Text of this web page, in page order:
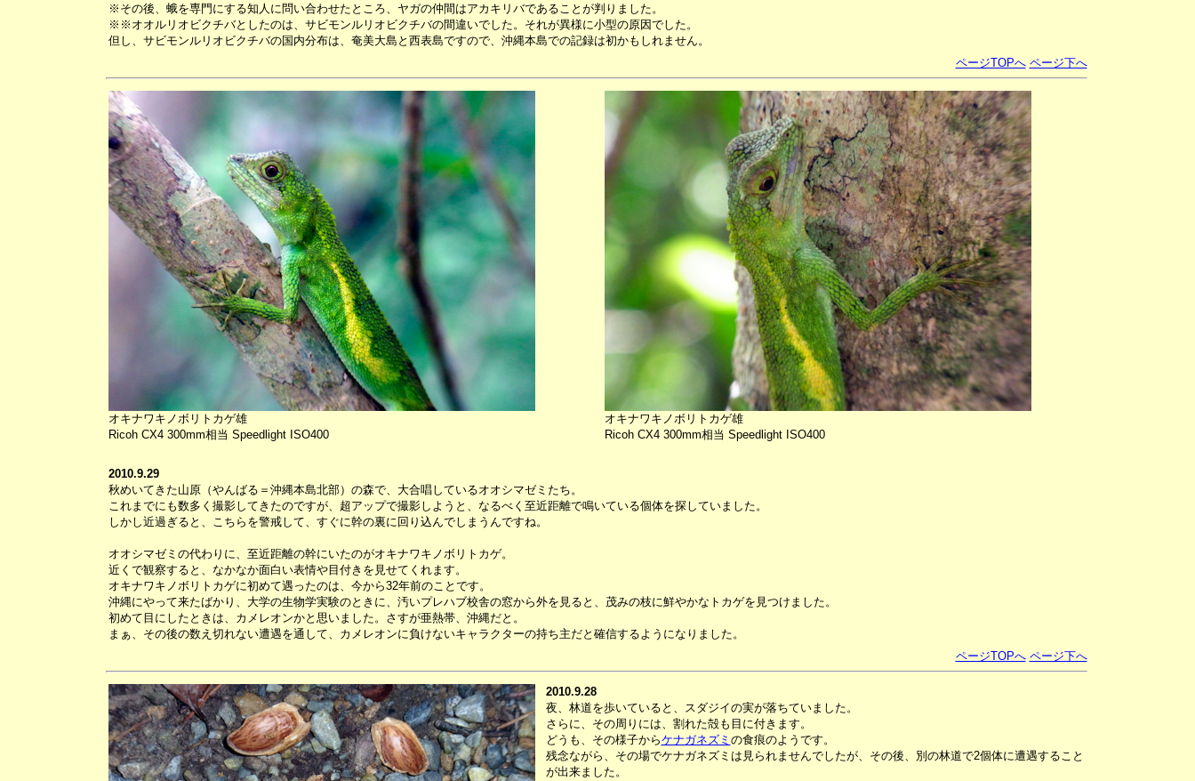
※その後、蛾を専門にする知人に問い合わせたところ、ヤガの仲間はアカキリバであることが判りました。
※※オオルリオビクチバとしたのは、サビモンルリオビクチバの間違いでした。それが異様に小型の原因でした。
但し、サビモンルリオビクチバの国内分布は、奄美大島と西表島ですので、沖縄本島での記録は初かもしれません。
ページTOPへ ページ下へ
オキナワキノボリトカゲ雄
Ricoh CX4 300mm相当 Speedlight ISO400
オキナワキノボリトカゲ雄
Ricoh CX4 300mm相当 Speedlight ISO400
2010.9.29
秋めいてきた山原（やんばる＝沖縄本島北部）の森で、大合唱しているオオシマゼミたち。
これまでにも数多く撮影してきたのですが、超アップで撮影しようと、なるべく至近距離で鳴いている個体を探していました。
しかし近過ぎると、こちらを警戒して、すぐに幹の裏に回り込んでしまうんですね。
オオシマゼミの代わりに、至近距離の幹にいたのがオキナワキノボリトカゲ。
近くで観察すると、なかなか面白い表情や目付きを見せてくれます。
オキナワキノボリトカゲに初めて遇ったのは、今から32年前のことです。
沖縄にやって来たばかり、大学の生物学実験のときに、汚いプレハブ校舎の窓から外を見ると、茂みの枝に鮮やかなトカゲを見つけました。
初めて目にしたときは、カメレオンかと思いました。さすが亜熱帯、沖縄だと。
まぁ、その後の数え切れない遭遇を通して、カメレオンに負けないキャラクターの持ち主だと確信するようになりました。
ページTOPへ ページ下へ
2010.9.28
夜、林道を歩いていると、スダジイの実が落ちていました。
さらに、その周りには、割れた殻も目に付きます。
どうも、その様子からケナガネズミ の食痕のようです。
残念ながら、その場でケナガネズミは見られませんでしたが、その後、別の林道で2個体に遭遇すること
が出来ました。